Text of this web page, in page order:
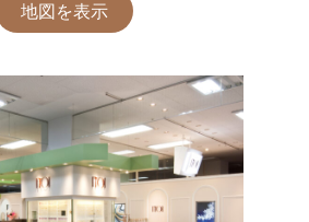
地図を表示